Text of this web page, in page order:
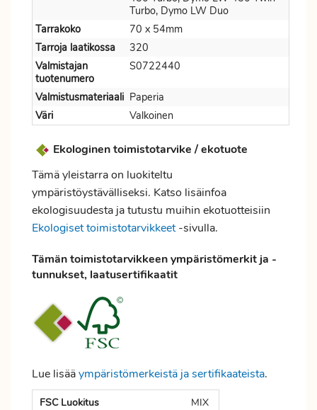
Turbo, Dymo LW Duo
Tarrakoko
70 x 54mm
Tarroja laatikossa
320
Valmistajan
tuotenumero
S0722440
Valmistusmateriaali Paperia
Väri
Valkoinen
Ekologinen toimistotarvike / ekotuote
Tämä yleistarra on luokiteltu
ympäristöystävälliseksi. Katso lisäinfoa
ekologisuudesta ja tutustu muihin ekotuotteisiin
Ekologiset toimistotarvikkeet-sivulla.
Tämän toimistotarvikkeen ympäristömerkit ja -
tunnukset, laatusertifikaatit
Lue lisääympäristömerkeistä ja sertifikaateista.
FSC Luokitus
MIX